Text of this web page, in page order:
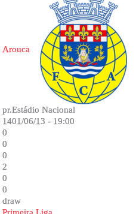
Arouca
pr.Estádio Nacional
1401/06/13 - 19:00
0
0
0
2
0
0
draw